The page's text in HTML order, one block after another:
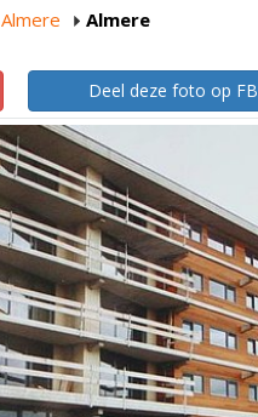
Almere Almere
Deel deze foto op FB